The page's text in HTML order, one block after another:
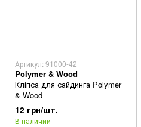
Артикул: 91000-42
Polymer & Wood
Кліпса для сайдинга Polymer
& Wood
12 грн/шт.
В наличии